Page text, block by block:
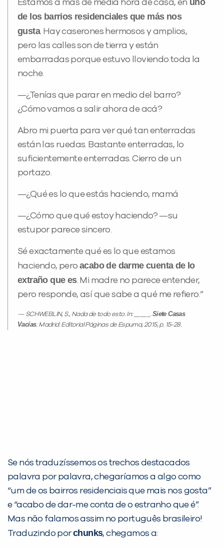
Estamos a más de media hora de casa, en uno
de los barrios residenciales que más nos
gusta. Hay caserones hermosos y amplios,
pero las calles son de tierra y están
embarradas porque estuvo lloviendo toda la
noche.
—¿Tenías que parar en medio del barro?
¿Cómo vamos a salir ahora de acá?
Abro mi puerta para ver qué tan enterradas
están las ruedas. Bastante enterradas, lo
suficientemente enterradas. Cierro de un
portazo.
—¿Qué es lo que estás haciendo, mamá
—¿Cómo que qué estoy haciendo? —su
estupor parece sincero.
Sé exactamente qué es lo que estamos
haciendo, peroacabo de darme cuenta de lo
extraño que es. Mi madre no parece entender,
pero responde, así que sabe a qué me refiero.”
SCHWEBLIN, S., Nada de todo esto. In: _____. Siete Casas
Vacías. Madrid: Editorial Páginas de Espuma, 2015, p. 15-28.
Se nós traduzíssemos os trechos destacados
palavra por palavra, chegaríamos a algo como
“um de os bairros residenciais que mais nos gosta”
e “acabo de dar-me conta de o estranho que é”.
Mas não falamos assim no português brasileiro!
Traduzindo porchunks, chegamos a: